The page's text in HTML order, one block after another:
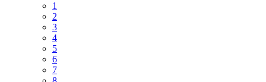
1
2
3
4
5
6
7